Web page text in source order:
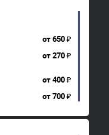
от650₽
от270₽
от400₽
от700₽